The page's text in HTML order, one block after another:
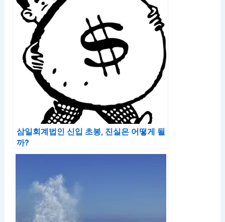
삼일회계법인 신입 초봉, 진실은 어떻게 될
까?